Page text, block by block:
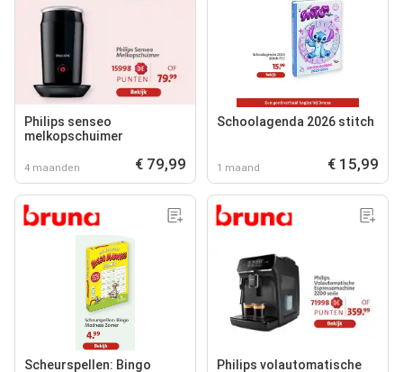
Philips senseo
melkopschuimer
4 maanden € 79,99
Schoolagenda 2026 stitch
1 maand € 15,99
Scheurspellen: Bingo
Philips volautomatische